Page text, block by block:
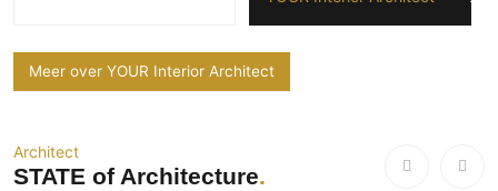
Meer over YOUR Interior Architect
Architect
STATE of Architecture